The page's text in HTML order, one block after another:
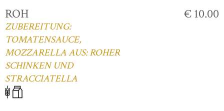
ROH
ZUBEREITUNG:
TOMATENSAUCE,
MOZZARELLA AUS: ROHER
SCHINKEN UND
STRACCIATELLA
€ 10.00